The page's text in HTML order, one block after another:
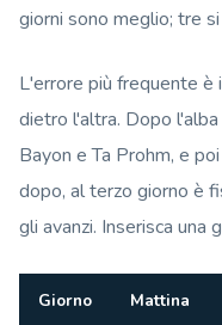
giorni sono meglio; tre
L'errore più frequente è
dietro l'altra. Dopo
Bayon e Ta Prohm, e
dopo, al terzo giorno è
gli avanzi. Inserisca una
Giorno Mattina